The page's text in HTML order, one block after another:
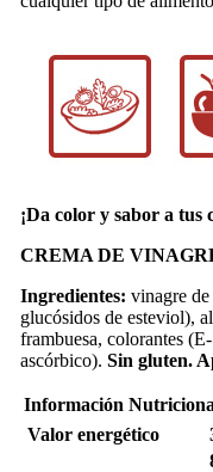
¡Da color y sabor a tus
CREMA DE
Ingredientes: vinagre
glucósidos de esteviol),
frambuesa, colorantes
ascórbico). Sin gluten.
Información
Valor energético